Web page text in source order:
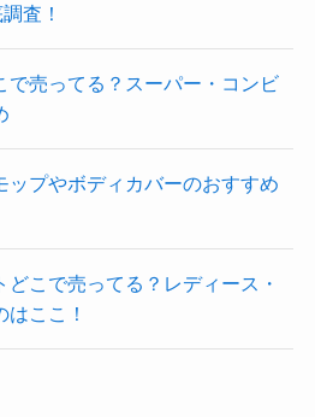
査！
で売ってる？スーパー・コンビ
ップやボディカバーのおすすめ
こで売ってる？レディース・
ここ！